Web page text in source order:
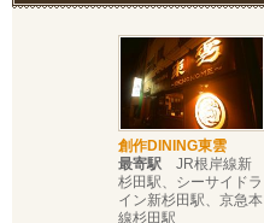
創作DINING東雲
最寄駅 JR根岸線新
杉田駅、シーサイドラ
イン新杉田駅、京急本
線杉田駅